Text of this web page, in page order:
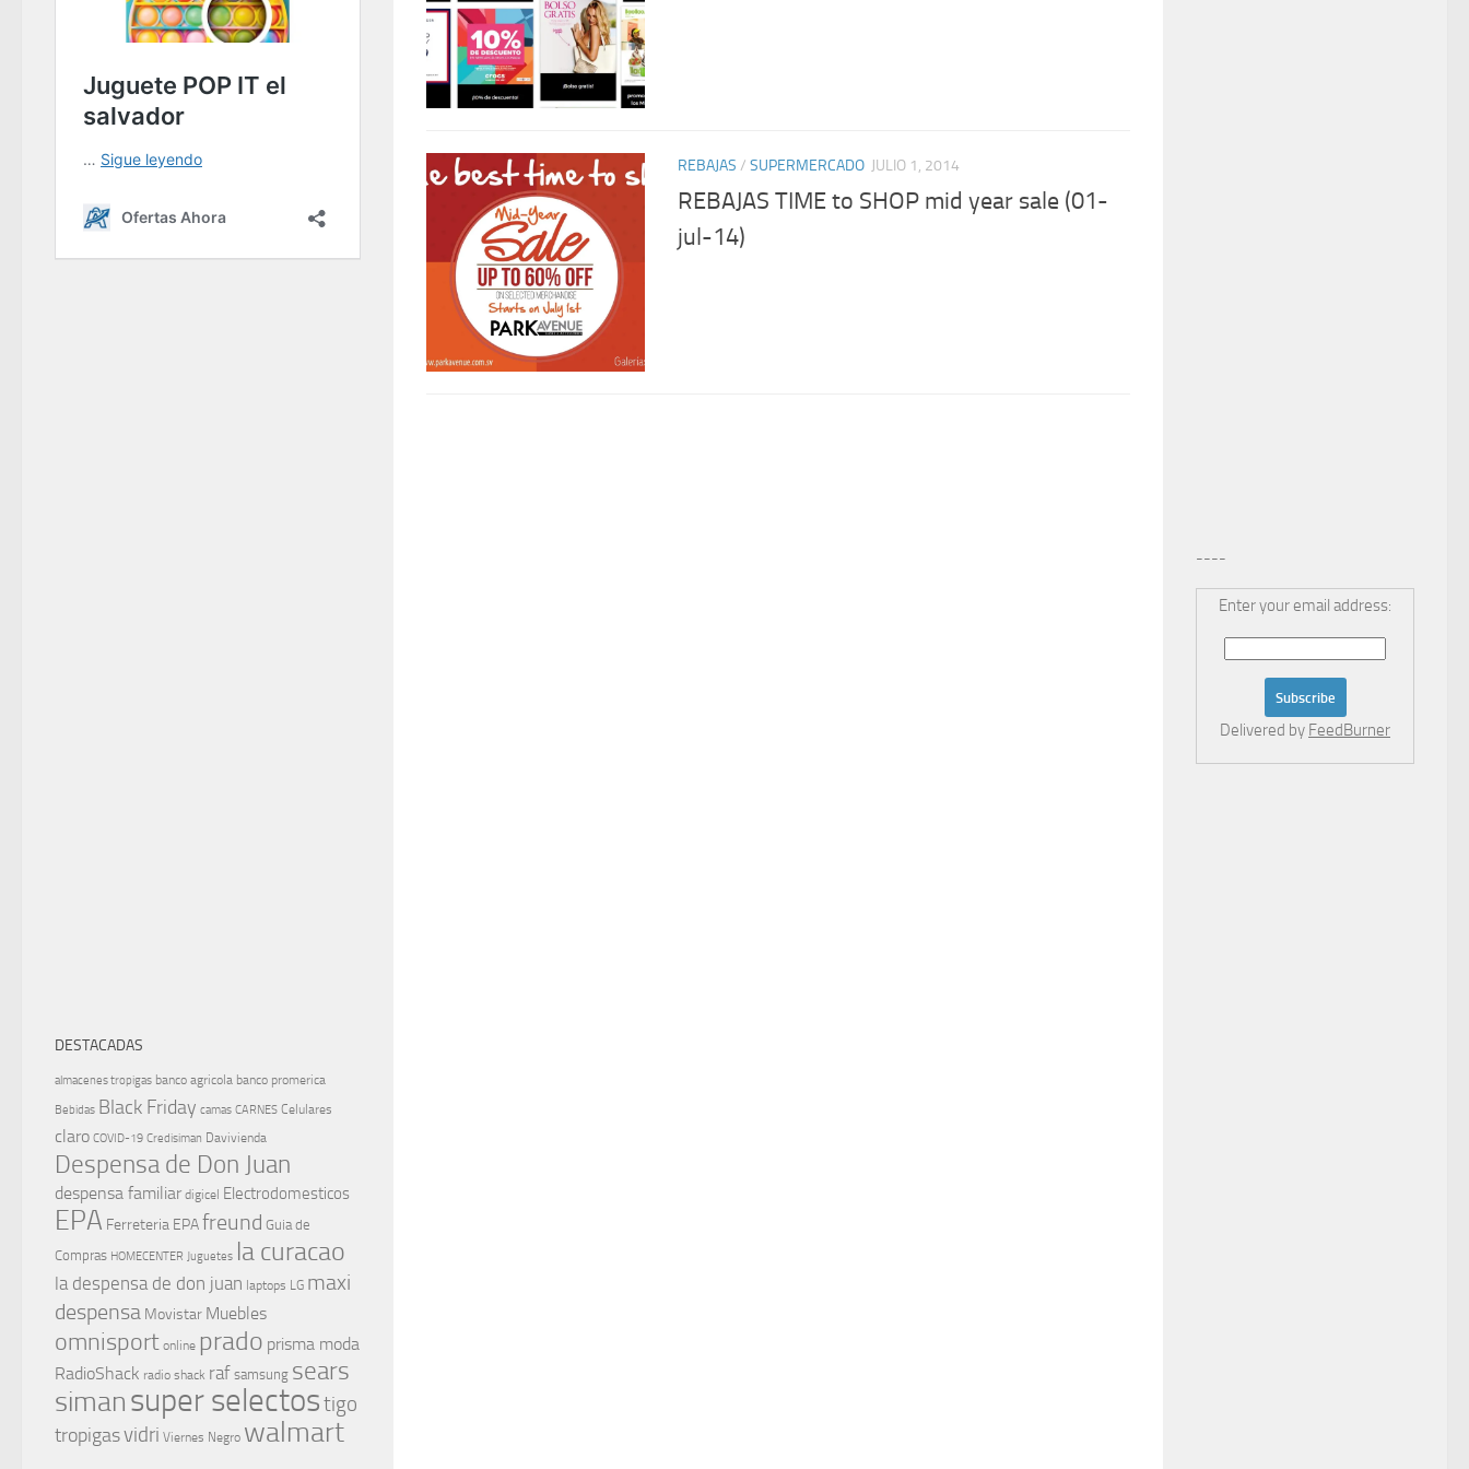
REBAJAS / SUPERMERCADO JULIO 1, 2014
REBAJAS TIME to SHOP mid year sale (01-
jul-14)
DESTACADAS
almacenes tropigas banco agricola banco promerica
Bebidas Black Friday camas CARNES Celulares
claro COVID-19 Credisiman Davivienda
Despensa de Don Juan
despensa familiar digicel Electrodomesticos
EPA Ferreteria EPAfreund Guia de
Compras HOMECENTER Juguetes la curacao
la despensa de don juan laptops LG maxi
despensa Movistar Muebles
omnisport online prado prisma moda
RadioShack radio shack raf samsung sears
simansuper selectostigo
tropigasvidri Viernes Negro walmart
----
Enter your email address:
Delivered by FeedBurner